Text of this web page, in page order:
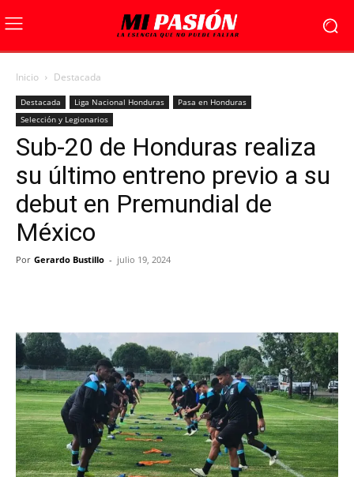
Inicio Destacada
Destacada Liga Nacional Honduras
Pasa en Honduras
Selección y Legionarios
Sub-20 de Honduras realiza
su último entreno previo a su
debut en Premundial de
México
Por Gerardo Bustillo - julio 19, 2024